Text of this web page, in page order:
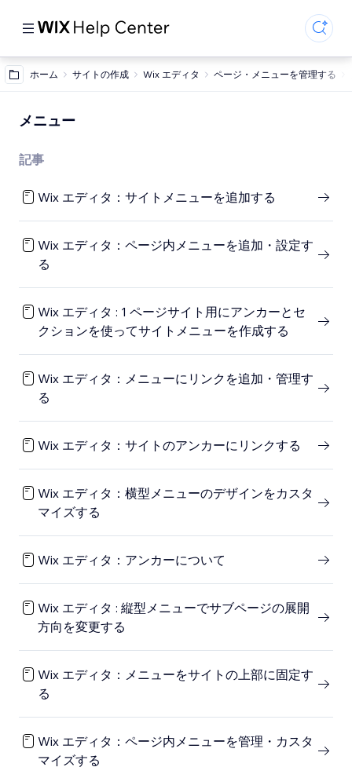
ホーム サイトの作成 Wix エディタ ページ・メニューを管理する
メニュー
記事
Wix エディタ：サイトメニューを追加する
Wix エディタ：ページ内メニューを追加・設定す
る
Wix エディタ : 1 ページサイト用にアンカーとセ
クションを使ってサイトメニューを作成する
Wix エディタ：メニューにリンクを追加・管理す
る
Wix エディタ：サイトのアンカーにリンクする
Wix エディタ：横型メニューのデザインをカスタ
マイズする
Wix エディタ：アンカーについて
Wix エディタ : 縦型メニューでサブページの展開
方向を変更する
Wix エディタ：メニューをサイトの上部に固定す
る
Wix エディタ：ページ内メニューを管理・カスタ
マイズする